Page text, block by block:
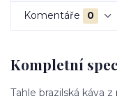
Komentáře 0
Kompletní
Tahle brazilská káva